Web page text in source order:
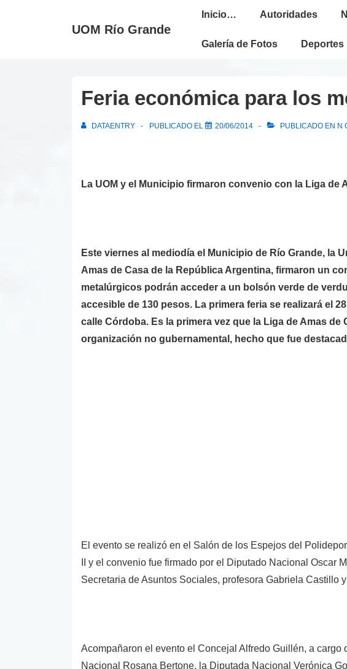
UOM Río Grande
Navegación
Inicio… Autoridades
Galería de Fotos Deportes
Feria económica para los
DATAENTRY PUBLICADO EL 20/06/2014 PUBLICADO EN N
La UOM y el Municipio firmaron convenio con la Liga de
Este viernes al mediodía el Municipio de Río Grande, la
Amas de Casa de la República Argentina, firmaron un
metalúrgicos podrán acceder a un bolsón verde de
accesible de 130 pesos. La primera feria se realizará el
calle Córdoba. Es la primera vez que la Liga de Amas
organización no gubernamental, hecho que fue
El evento se realizó en el Salón de los Espejos del
II y el convenio fue firmado por el Diputado Nacional Oscar
Secretaria de Asuntos Sociales, profesora Gabriela Castillo
Acompañaron el evento el Concejal Alfredo Guillén, a
Nacional Rosana Bertone, la Diputada Nacional Verónica